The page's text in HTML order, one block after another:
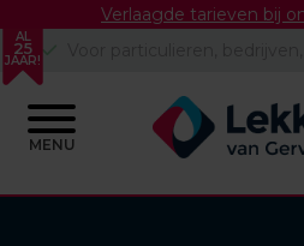
Verlaagde tarieven bij
Skip
MENU
AL
25
JAAR!